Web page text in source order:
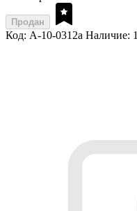
Продан
Код: A-10-0312a Наличие: 1